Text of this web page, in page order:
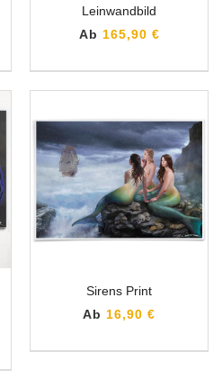
Leinwandbild
Ab 165,90 €
Sirens Print
Ab 16,90 €